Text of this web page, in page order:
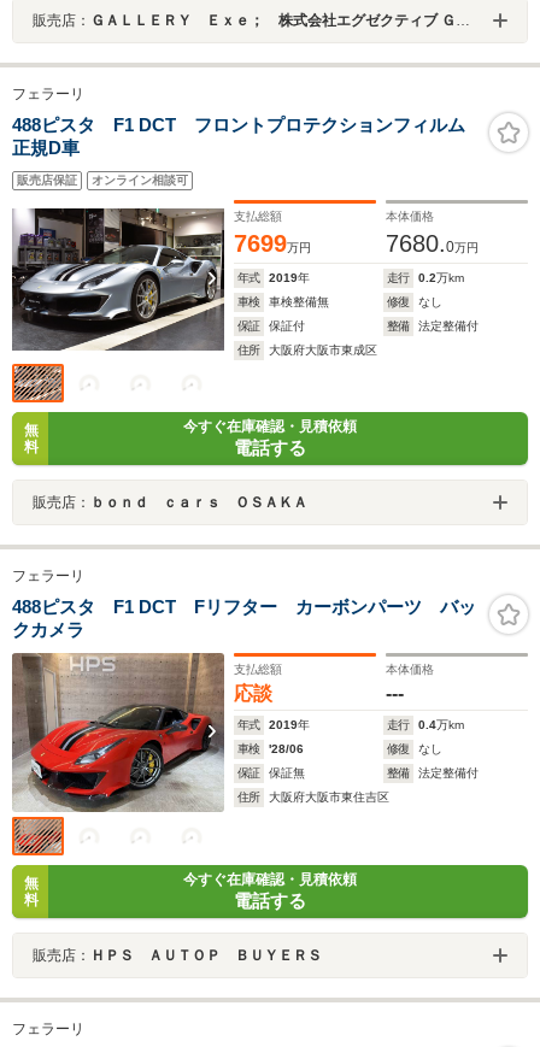
販売店： ＧＡＬＬＥＲＹ Ｅｘｅ； 株式会社エグゼクティブ ＧＡＬＬＥＲＹ Ｅｘｅ；
フェラーリ
488ピスタ F1 DCT フロントプロテクションフィルム
正規D車
販売店保証 オンライン相談可
支払総額
7699万円
本体価格
7680.0万円
年式 2019年 走行 0.2万km
車検
車検整備無 修復
なし
保証
保証付 整備
法定整備付
住所
大阪府大阪市東成区
無
料
今すぐ在庫確認・見積依頼
電話する
販売店： ｂｏｎｄ ｃａｒｓ ＯＳＡＫＡ
フェラーリ
488ピスタ F1 DCT Fリフター カーボンパーツ バッ
クカメラ
支払総額
応談
本体価格
---
年式 2019年 走行 0.4万km
車検
'28/06 修復
なし
保証
保証無 整備
法定整備付
住所
大阪府大阪市東住吉区
無
料
今すぐ在庫確認・見積依頼
電話する
販売店： ＨＰＳ ＡＵＴＯＰ ＢＵＹＥＲＳ
フェラーリ